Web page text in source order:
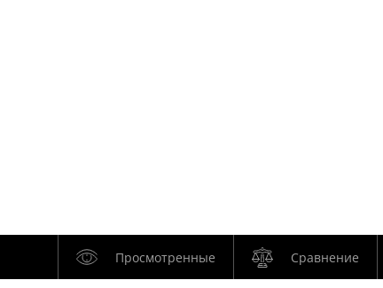
Просмотренные Сравнение